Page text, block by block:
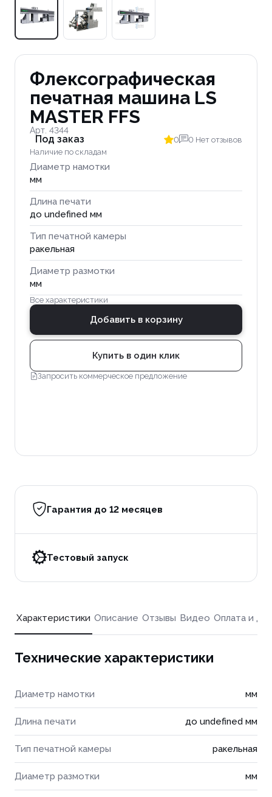
Флексографическая
печатная машина LS
MASTER FFS
Арт. 4344
Под заказ
Наличие по складам
0 0 Нет отзывов
Диаметр намотки
мм
Длина печати
до undefined мм
Тип печатной камеры
ракельная
Диаметр размотки
мм
Все характеристики
Добавить в корзину
Купить в один клик
Запросить коммерческое предложение
Гарантия до 12 месяцев
Тестовый запуск
Характеристики Описание Отзывы Видео Оплата и
Технические характеристики
Диаметр намотки мм
Длина печати до undefined мм
Тип печатной камеры ракельная
Диаметр размотки мм